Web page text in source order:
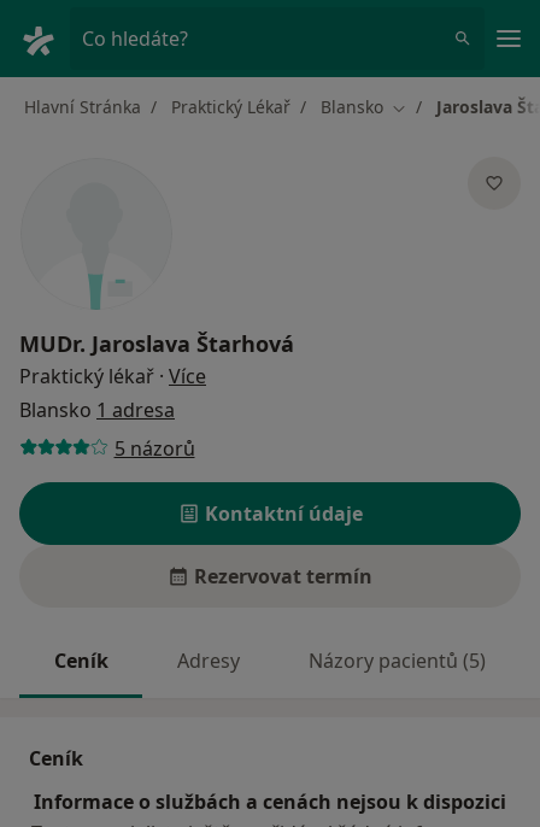
Co hledáte?
Hlavní Stránka Praktický Lékař Blansko Změna města
Jaroslava
MUDr. Jaroslava Štarhová
Praktický lékař · Více
Blansko 1 adresa
5 názorů
Kontaktní údaje
Rezervovat termín
Ceník Adresy Názory pacientů (5)
Ceník
Informace o službách a cenách nejsou k dispozici